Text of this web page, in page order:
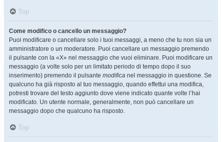
Top
Come modifico o cancello un messaggio?
Puoi modificare o cancellare solo i tuoi messaggi, a meno che tu non sia un
amministratore o un moderatore. Puoi cancellare un messaggio premendo
il pulsante con la «X» nel messaggio che vuoi eliminare. Puoi modificare un
messaggio (a volte solo per un limitato periodo di tempo dopo il suo
inserimento) premendo il pulsante modifica nel messaggio in questione. Se
qualcuno ha già risposto al tuo messaggio, quando effettui una modifica,
potresti trovare del testo aggiunto dove viene indicato quante volte l’hai
modificato. Un utente normale, generalmente, non può cancellare un
messaggio dopo che qualcuno ha risposto.
Top